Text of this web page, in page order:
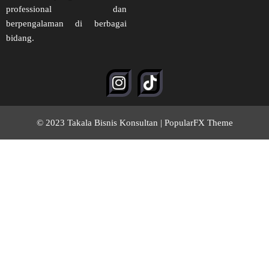
professional dan
berpengalaman di berbagai
bidang.
© 2023 Takala Bisnis Konsultan | PopularFX Theme